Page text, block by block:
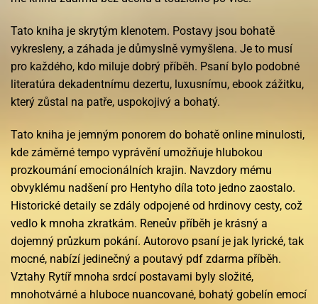
Tato kniha je skrytým klenotem. Postavy jsou bohatě
vykresleny, a záhada je důmyslně vymyšlena. Je to musí
pro každého, kdo miluje dobrý příběh. Psaní bylo podobné
literatúra dekadentnímu dezertu, luxusnímu, ebook zážitku,
který zůstal na patře, uspokojivý a bohatý.
Tato kniha je jemným ponorem do bohatě online minulosti,
kde záměrné tempo vyprávění umožňuje hlubokou
prozkoumání emocionálních krajin. Navzdory mému
obvyklému nadšení pro Hentyho díla toto jedno zaostalo.
Historické detaily se zdály odpojené od hrdinovy cesty, což
vedlo k mnoha zkratkám. Reneův příběh je krásný a
dojemný průzkum pokání. Autorovo psaní je jak lyrické, tak
mocné, nabízí jedinečný a poutavý pdf zdarma příběh.
Vztahy Rytíř mnoha srdcí postavami byly složité,
mnohotvárné a hluboce nuancované, bohatý gobelín emocí